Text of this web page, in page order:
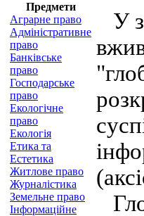
Предмети
Аграрне право
Адміністративне
право
Банківське
право
Господарське
право
Екологічне
право
Екологія
Етика та
Естетика
Житлове право
Журналістика
Земельне право
Інформаційне
У